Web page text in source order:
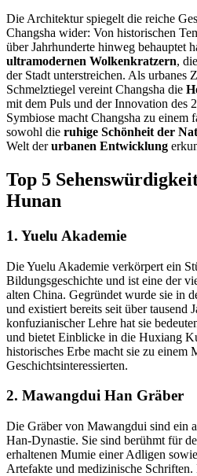
Die Architektur spiegelt die reiche
Changsha wider: Von historischen
über Jahrhunderte hinweg behauptet
ultramodernen Wolkenkratzern,
der Stadt unterstreichen. Als urbanes
Schmelztiegel vereint Changsha die
mit dem Puls und der Innovation des
Symbiose macht Changsha zu einem
sowohl die ruhige Schönheit der
Welt derurbanen Entwicklung
Top 5
Hunan
1. Yuelu Akademie
Die Yuelu Akademie verkörpert ein
Bildungsgeschichte und ist eine der
alten China. Gegründet wurde sie in
und existiert bereits seit über tausend
konfuzianischer Lehre hat sie
und bietet Einblicke in die Huxiang
historisches Erbe macht sie zu einem
Geschichtsinteressierten.
2. Mawangdui Han Gräber
Die Gräber von Mawangdui sind ein
Han-Dynastie. Sie sind berühmt für
erhaltenen Mumie einer Adligen
Artefakte und medizinische